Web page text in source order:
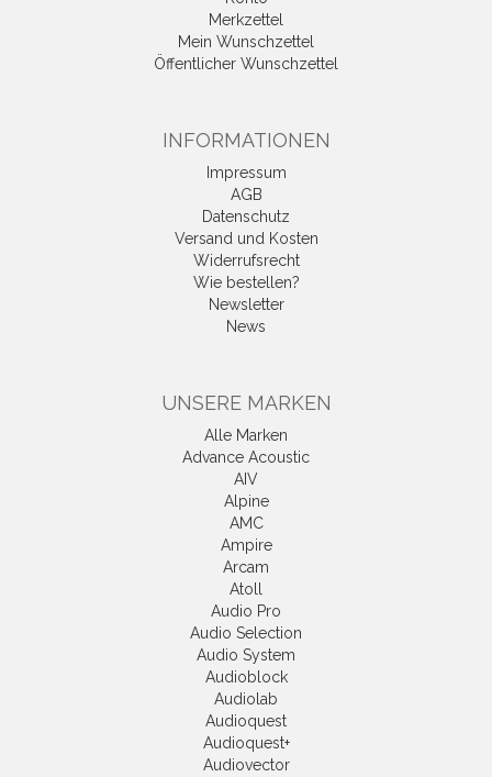
Merkzettel
Mein Wunschzettel
Öffentlicher Wunschzettel
INFORMATIONEN
Impressum
AGB
Datenschutz
Versand und Kosten
Widerrufsrecht
Wie bestellen?
Newsletter
News
UNSERE MARKEN
Alle Marken
Advance Acoustic
AIV
Alpine
AMC
Ampire
Arcam
Atoll
Audio Pro
Audio Selection
Audio System
Audioblock
Audiolab
Audioquest
Audioquest+
Audiovector